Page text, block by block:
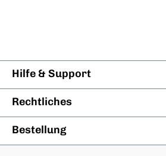
Hilfe & Support
Rechtliches
Bestellung